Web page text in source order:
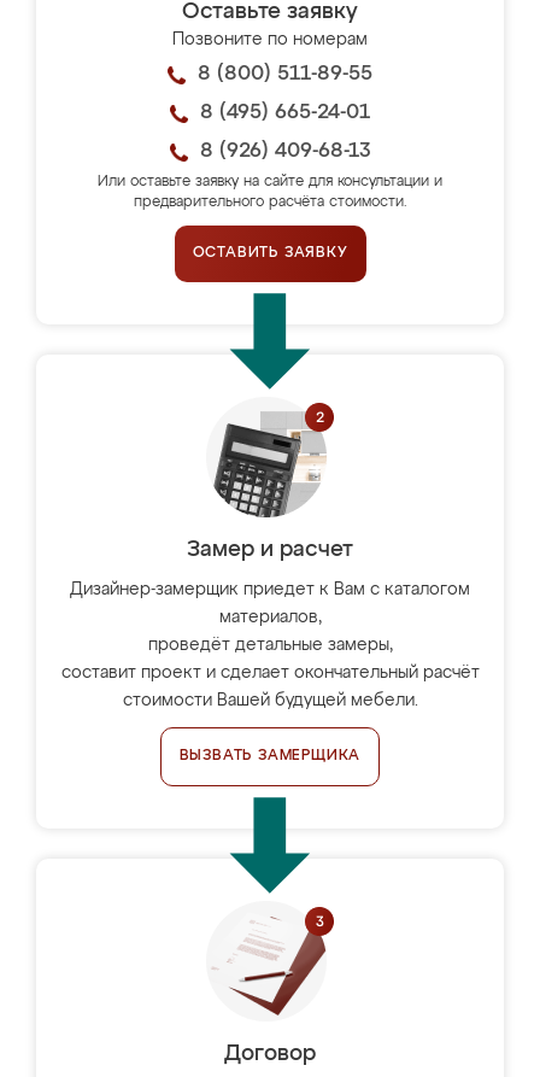
Оставьте заявку
Позвоните по номерам
8 (800) 511-89-55
8 (495) 665-24-01
8 (926) 409-68-13
Или оставьте заявку на сайте для консультации и
предварительного расчёта стоимости.
ОСТАВИТЬ ЗАЯВКУ
Замер и расчет
Дизайнер-замерщик приедет к Вам с каталогом
материалов,
проведёт детальные замеры,
составит проект и сделает окончательный расчёт
стоимости Вашей будущей мебели.
ВЫЗВАТЬ ЗАМЕРЩИКА
Договор